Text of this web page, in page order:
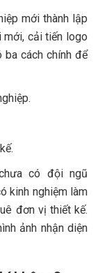
mới thành lập
mới, cải tiến logo
ba cách chính để
có đội ngũ
kinh nghiệm làm
đơn vị thiết kế.
ảnh nhận diện